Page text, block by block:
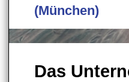
(München)
Das